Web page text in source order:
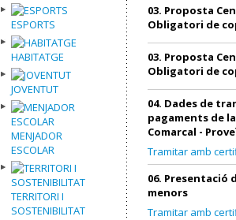
ESPORTS
HABITATGE
JOVENTUT
MENJADOR
ESCOLAR
TERRITORI I
SOSTENIBILITAT
03. Proposta
Obligatori de
03. Proposta
Obligatori de
04. Dades de
pagaments de
Comarcal -
Tramitar amb
06.
menors
Tramitar amb